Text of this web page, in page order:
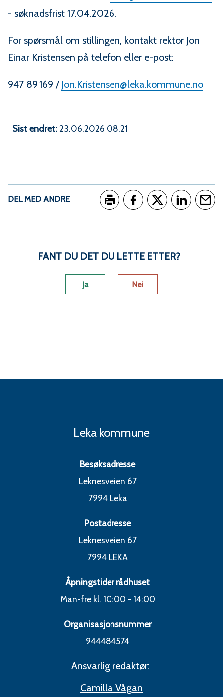
- søknadsfrist 17.04.2026.
For spørsmål om stillingen, kontakt rektor Jon
Einar Kristensen på telefon eller e-post:
947 89 169 / Jon.Kristensen@leka.kommune.no
Sist endret 23.06.2026 08.21
DEL MED ANDRE
FANT DU DET DU LETTE ETTER?
Ja Nei
Leka kommune
Besøksadresse
Leknesveien 67
7994 Leka
Postadresse
Leknesveien 67
7994 LEKA
Åpningstider rådhuset
Man-fre kl. 10:00 - 14:00
Organisasjonsnummer
944484574
Ansvarlig redaktør:
Camilla Vågan